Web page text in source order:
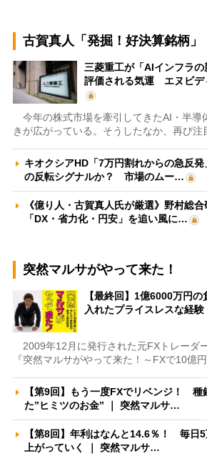
古賀真人「発掘！好決算銘柄」
三菱重工が「AIインフラ
評価される気運 エヌビ
今年の株式市場を牽引してきたAI・半導
きが広がっている。そうしたなか、再び
キオクシアHD「7万円割れからの急反
の反転シグナルか？ 市場のムー…
《億り人・古賀真人氏が厳選》野村総
「DX・省力化・円安」を追い風に…
突然マルサがやって来た！
【最終回】1億6000万円
入れたプライスレスな経
2009年12月に発行された元FXトレーダ
『突然マルサがやって来た！～FXで10億
【第9回】もう一度FXでリベンジ！ 種
た”ヒミツのお金” ｜ 突然マルサ…
【第8回】年利はなんと14.6％！ 毎日
上がっていく ｜ 突然マルサ…